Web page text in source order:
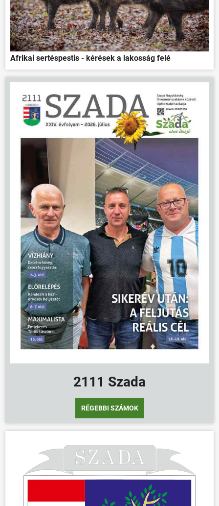
ÖNKORMÁNYZAT
ÜGYINTÉZÉS
KÖZÖSSÉG
HÍREK
VÁLASZTÁSOK
Afrikai sertéspestis - kérések a lakosság felé
2111 Szada
RÉGEBBI SZÁMOK